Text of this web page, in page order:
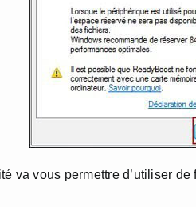
va vous permettre d’utiliser